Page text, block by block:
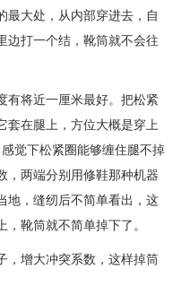
最大处，从内部穿进去，自
边打一个结，靴筒就不会往
将近一厘米最好。把松紧
套在腿上，方位大概是穿上
觉下松紧圈能够缠住腿不掉
，两端分别用修鞋那种机器
地，缝纫后不简单看出，这
靴筒就不简单掉下了。
增大冲突系数，这样掉筒